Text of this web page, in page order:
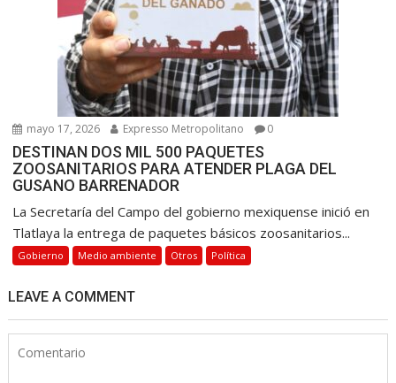
mayo 17, 2026 Expresso Metropolitano 0
DESTINAN DOS MIL 500 PAQUETES
ZOOSANITARIOS PARA ATENDER PLAGA DEL
GUSANO BARRENADOR
La Secretaría del Campo del gobierno mexiquense inició en
Tlatlaya la entrega de paquetes básicos zoosanitarios...
Gobierno Medio ambiente Otros Política
LEAVE A COMMENT